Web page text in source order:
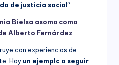
de justicia social“.
Bielsa asoma como
Alberto Fernández
con experiencias de
Hay un ejemplo a seguir